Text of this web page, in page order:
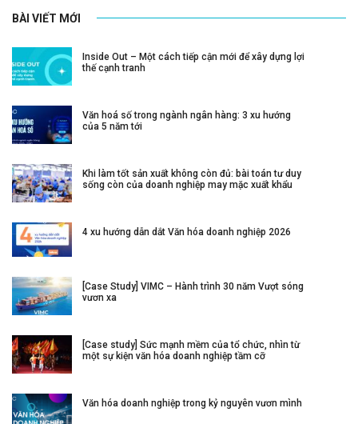
BÀI VIẾT MỚI
Inside Out – Một cách tiếp cận mới để xây dựng lợi
thế cạnh tranh
Văn hoá số trong ngành ngân hàng: 3 xu hướng
của 5 năm tới
Khi làm tốt sản xuất không còn đủ: bài toán tư duy
sống còn của doanh nghiệp may mặc xuất khẩu
4 xu hướng dẫn dắt Văn hóa doanh nghiệp 2026
[Case Study] VIMC – Hành trình 30 năm Vượt sóng
vươn xa
[Case study] Sức mạnh mềm của tổ chức, nhìn từ
một sự kiện văn hóa doanh nghiệp tầm cỡ
Văn hóa doanh nghiệp trong kỷ nguyên vươn mình